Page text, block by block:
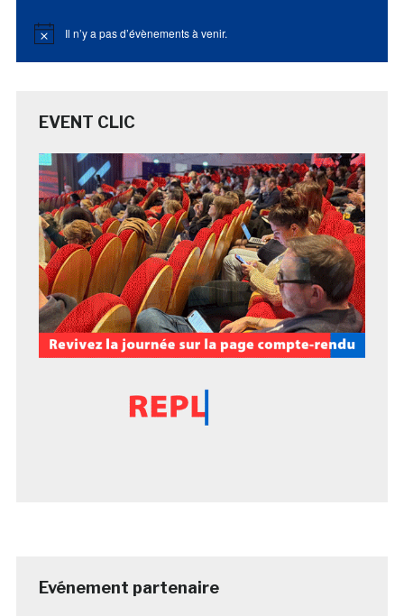
Notice Il n’y a pas d’évènements à venir.
EVENT CLIC
Evénement partenaire